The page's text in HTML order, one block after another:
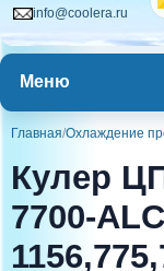
info@coolera.ru
Меню
Главная/Охлаждение
Кулер
7700-